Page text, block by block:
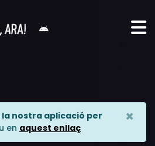
nostra aplicació per
en aquest enllaç
×